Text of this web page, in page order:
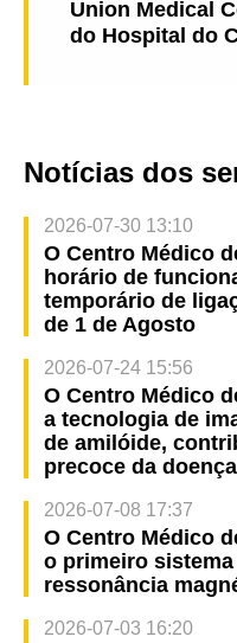
Union Medical
do Hospital do
Notícias dos
2026-07-30 13:10
O Centro Médico
horário de
temporário de
de 1 de Agosto
2026-07-24 15:56
O Centro Médico
a tecnologia de
de amilóide,
precoce da
2026-07-08 17:37
O Centro Médico
o primeiro
ressonância
2026-07-03 16:20